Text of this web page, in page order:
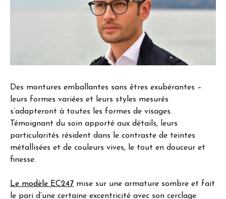
Des montures emballantes sans êtres exubérantes –
leurs formes variées et leurs styles mesurés
s’adapteront à toutes les formes de visages.
Témoignant du soin apporté aux détails, leurs
particularités résident dans le contraste de teintes
métallisées et de couleurs vives, le tout en douceur et
finesse.
Le modèle EC247 mise sur une armature sombre et fait
le pari d’une certaine excentricité avec son cerclage